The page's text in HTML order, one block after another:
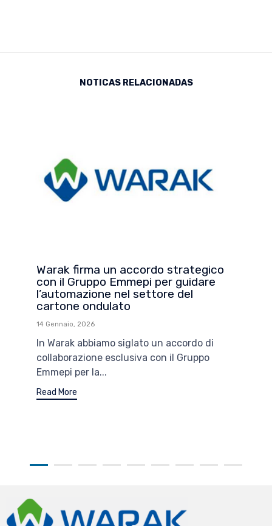
NOTICAS RELACIONADAS
Warak firma un accordo strategico
con il Gruppo Emmepi per guidare
l’automazione nel settore del
cartone ondulato
14 Gennaio, 2026
In Warak abbiamo siglato un accordo di
collaborazione esclusiva con il Gruppo
Emmepi per la...
Read More